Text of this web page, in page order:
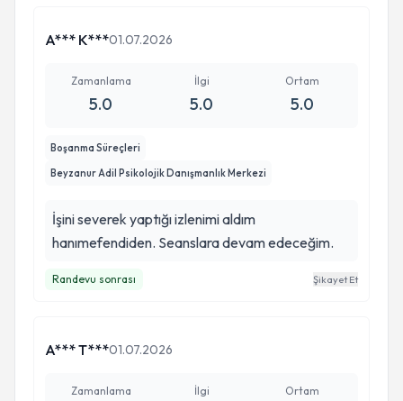
A*** K***01.07.2026
Zamanlama
5.0
İlgi
5.0
Ortam
5.0
Boşanma Süreçleri
Beyzanur Adil Psikolojik Danışmanlık Merkezi
İşini severek yaptığı izlenimi aldım
hanımefendiden. Seanslara devam edeceğim.
Randevu sonrası Şikayet Et
A*** T***01.07.2026
Zamanlama İlgi Ortam